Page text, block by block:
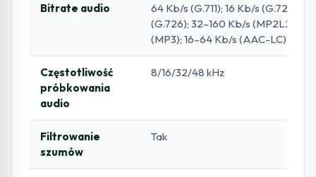
Bitrate audio
64 Kb/s (G.711); 16 Kb/s (G.722.1);
(G.726); 32–160 Kb/s (MP2L2);
(MP3); 16–64 Kb/s (AAC-LC)
Częstotliwość
próbkowania
audio
8/16/32/48 kHz
Filtrowanie
szumów
Tak